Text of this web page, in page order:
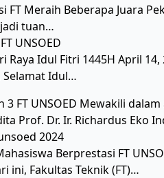
FT Meraih Beberapa Juara
tuan…
Raya Idul Fitri 1445H April
Selamat Idul…
FT UNSOED Mewakili
Prof. Dr. Ir. Richardus Eko
Berprestasi FT
ini, Fakultas Teknik (FT)…